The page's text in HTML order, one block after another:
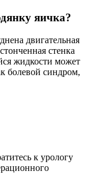
яичка?
двигательная
стенка
жидкости может
болевой синдром,
к урологу